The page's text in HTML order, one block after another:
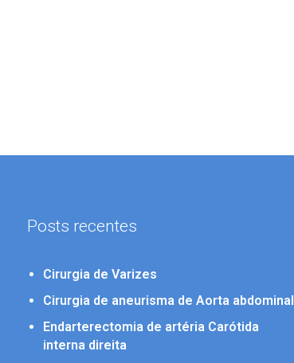
Posts recentes
Cirurgia de Varizes
Cirurgia de aneurisma de Aorta abdominal
Endarterectomia de artéria Carótida
interna direita